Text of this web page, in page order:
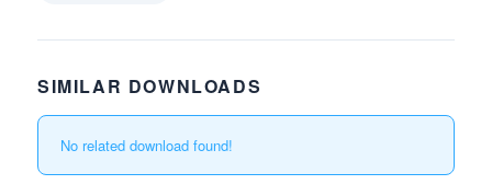
SIMILAR DOWNLOADS
No related download found!